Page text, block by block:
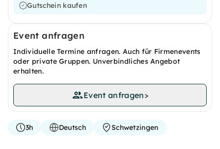
Gutschein kaufen
Event anfragen
Individuelle Termine anfragen. Auch für Firmenevents
oder private Gruppen. Unverbindliches Angebot
erhalten.
Event anfragen>
3h Deutsch Schwetzingen